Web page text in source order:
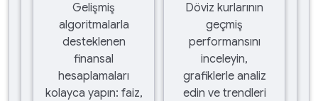
Gelişmiş
algoritmalarla
desteklenen
finansal
hesaplamaları
kolayca yapın: faiz,
Döviz kurlarının
geçmiş
performansını
inceleyin,
grafiklerle analiz
edin ve trendleri